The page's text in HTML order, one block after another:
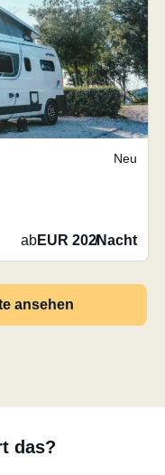
Neu
abEUR 202/Nacht
ansehen
das?